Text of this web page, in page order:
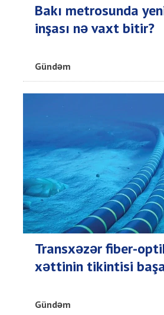
Bakı metrosunda
inşası nə vaxt bitir?
Gündəm
Transxəzər fiber-
xəttinin tikintisi
Gündəm